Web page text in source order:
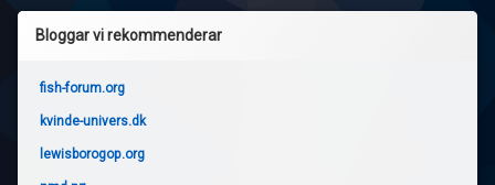
Bloggar vi rekommenderar
fish-forum.org
kvinde-univers.dk
lewisborogop.org